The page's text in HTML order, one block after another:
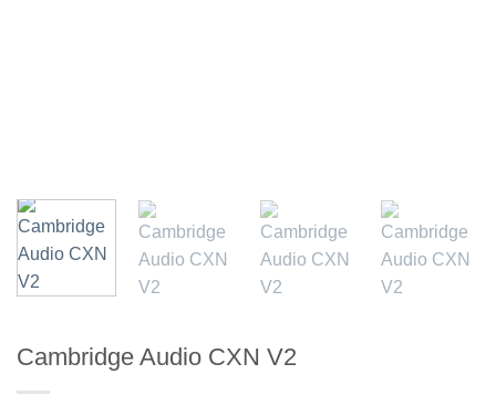
Cambridge Audio CXN V2